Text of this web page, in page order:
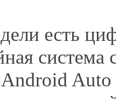
есть
Auto